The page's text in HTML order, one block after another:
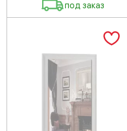
под заказ